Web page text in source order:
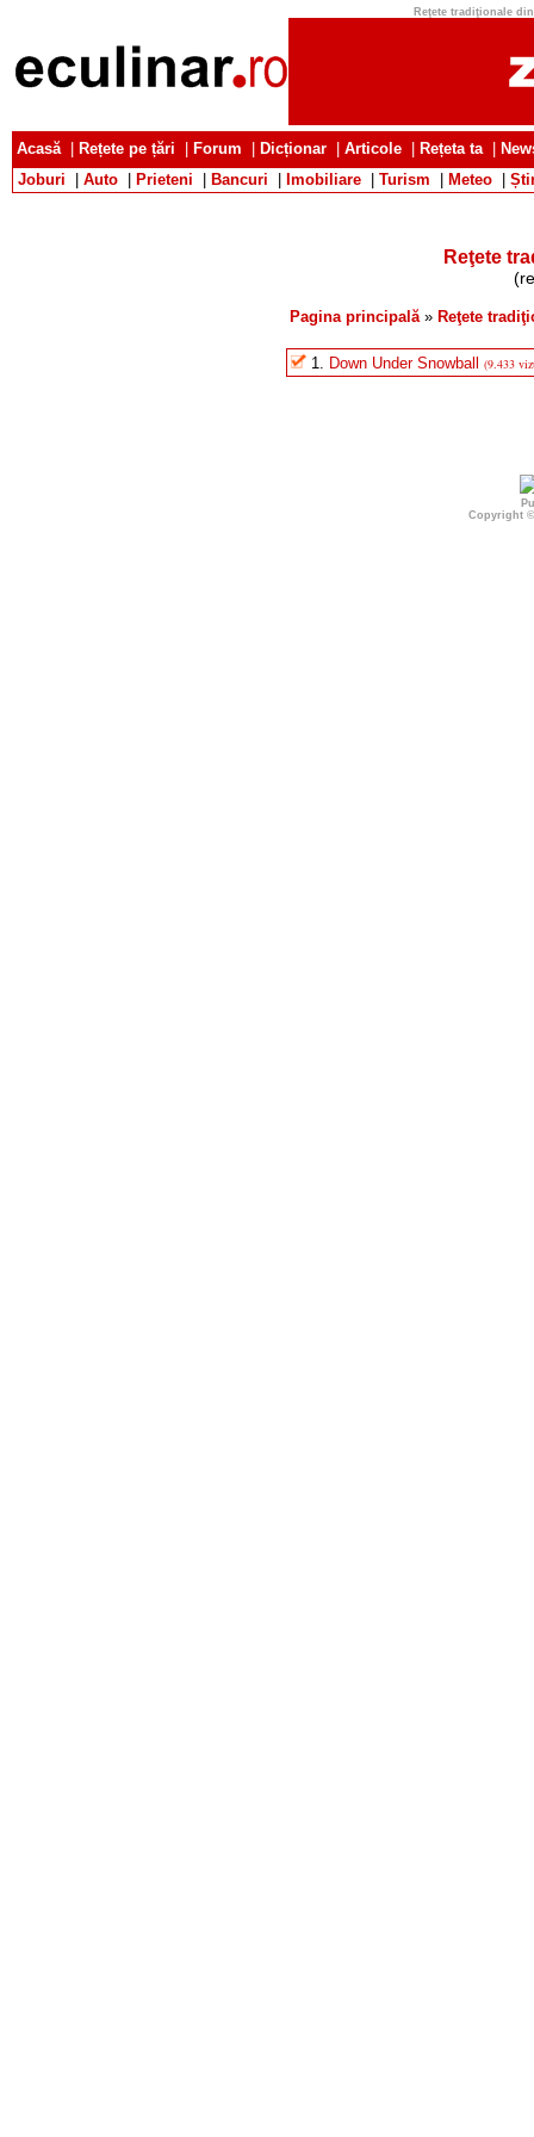
Reţete tradiţionale
Acasă| Rețete pe țări Forum Dicționar Articole Rețeta ta|
Joburi
Auto Prieteni Bancuri Imobiliare Turism Meteo
Reţete
Pagina principală» Reţete
1. Down Under Snowball (9.433
Copyright